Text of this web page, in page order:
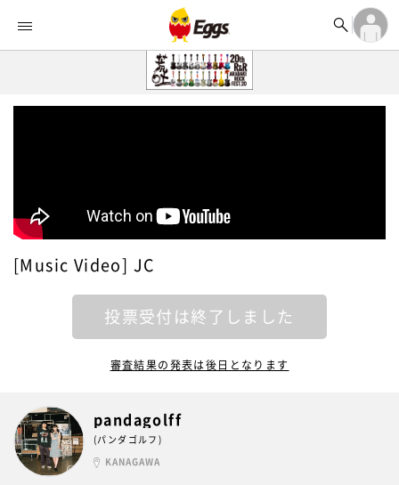


ランキング 
記事 

ログイン
アカウント登録
[Music Video] JC
投票受付は終了しました
審査結果の発表は後日となります
pandagolff
(パンダゴルフ)
KANAGAWA